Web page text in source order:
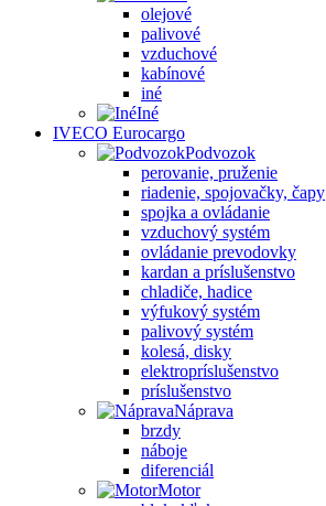
olejové
palivové
vzduchové
kabínové
iné
Iné
IVECO Eurocargo
Podvozok
perovanie, pruženie
riadenie, spojovačky, čapy
spojka a ovládanie
vzduchový systém
ovládanie prevodovky
kardan a príslušenstvo
chladiče, hadice
výfukový systém
palivový systém
kolesá, disky
elektropríslušenstvo
príslušenstvo
Náprava
brzdy
náboje
diferenciál
Motor